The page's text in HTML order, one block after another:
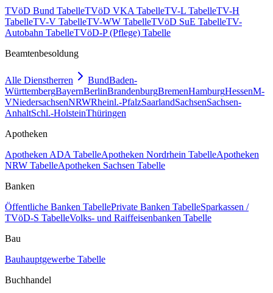
TVöD Bund TabelleTVöD VKA TabelleTV-L TabelleTV-H
TabelleTV-V TabelleTV-WW TabelleTVöD SuE TabelleTV-
Autobahn TabelleTVöD-P (Pflege) Tabelle
Beamtenbesoldung
Alle Dienstherren BundBaden-
WürttembergBayernBerlinBrandenburgBremenHamburgHessenM-
VNiedersachsenNRWRheinl.-PfalzSaarlandSachsenSachsen-
AnhaltSchl.-HolsteinThüringen
Apotheken
Apotheken ADA TabelleApotheken Nordrhein TabelleApotheken
NRW TabelleApotheken Sachsen Tabelle
Banken
Öffentliche Banken TabellePrivate Banken TabelleSparkassen /
TVöD-S TabelleVolks- und Raiffeisenbanken Tabelle
Bau
Bauhauptgewerbe Tabelle
Buchhandel